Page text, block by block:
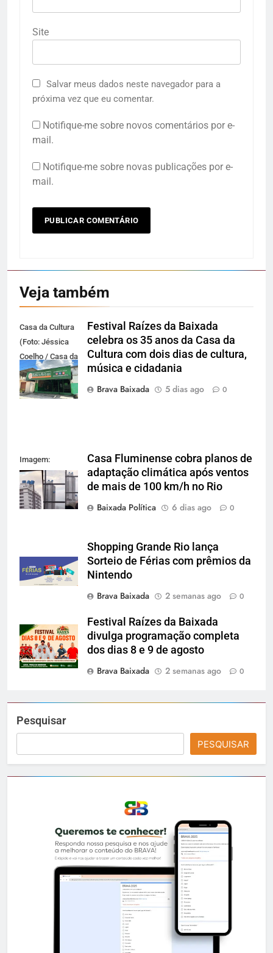
Site
Salvar meus dados neste navegador para a
próxima vez que eu comentar.
Notifique-me sobre novos comentários por e-
mail.
Notifique-me sobre novas publicações por e-
mail.
Veja também
Casa da Cultura
(Foto: Jéssica
Coelho / Casa da
Cultura da
Baixada)
Festival Raízes da Baixada
celebra os 35 anos da Casa da
Cultura com dois dias de cultura,
música e cidadania
Brava Baixada
5 dias ago 0
Imagem:
Reprodução
Casa Fluminense cobra planos de
adaptação climática após ventos
de mais de 100 km/h no Rio
Baixada Política
6 dias ago 0
Shopping Grande Rio lança
Sorteio de Férias com prêmios da
Nintendo
Brava Baixada
2 semanas ago 0
Festival Raízes da Baixada
divulga programação completa
dos dias 8 e 9 de agosto
Brava Baixada
2 semanas ago 0
Pesquisar
PESQUISAR